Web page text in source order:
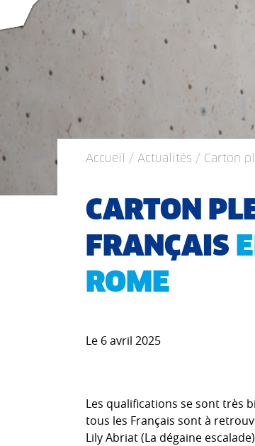
Accueil / Actualités / Carton
CARTON
FRANÇAIS
ROME
Le 6 avril 2025
Les qualifications se sont très
tous les Français sont à
Lily Abriat (La dégaine